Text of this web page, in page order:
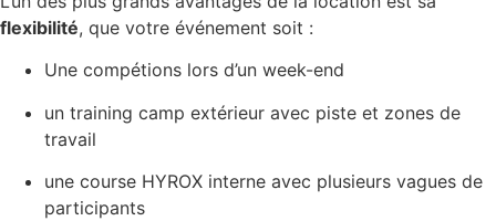
flexibilité, que votre événement soit :
Une compétions lors d’un week-end
un training camp extérieur avec piste et zones de
travail
une course HYROX interne avec plusieurs vagues de
participants